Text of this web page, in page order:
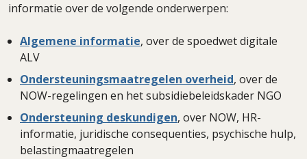
informatie over de volgende onderwerpen:
Algemene informatie, over de spoedwet digitale
ALV
Ondersteuningsmaatregelen overheid, over de
NOW-regelingen en het subsidiebeleidskader NGO
Ondersteuning deskundigen, over NOW, HR-
informatie, juridische consequenties, psychische hulp,
belastingmaatregelen